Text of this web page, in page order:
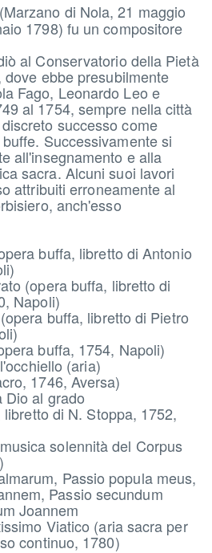
di Nola, 21 maggio
1798) fu un compositore
al Conservatorio della Pietà
ebbe presubilmente
Fago, Leonardo Leo e
al 1754, sempre nella città
successo come
Successivamente si
all'insegnamento e alla
sacra. Alcuni suoi lavori
attribuiti erroneamente al
anch'esso
buffa, libretto di Antonio
(opera buffa, libretto di
Napoli)
buffa, libretto di Pietro
buffa, 1754, Napoli)
(aria)
1746, Aversa)
Dio al grado
di N. Stoppa, 1752,
solennità del Corpus
Passio popula meus,
Passio secundum
Joannem
Viatico (aria sacra per
continuo, 1780)